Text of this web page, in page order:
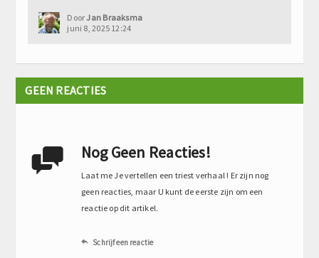
DoorJan Braaksma
juni 8, 2025 12:24
GEEN REACTIES
 Nog Geen Reacties!
Laat me Je vertellen een triest verhaal ! Er zijn nog
geen reacties, maar U kunt de eerste zijn om een
reactie op dit artikel.
 Schrijf een reactie